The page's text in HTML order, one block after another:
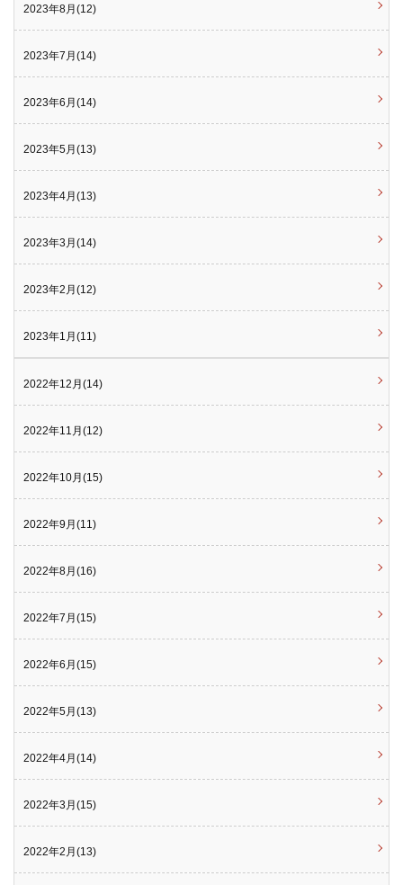
2023年8月(12)
2023年7月(14)
2023年6月(14)
2023年5月(13)
2023年4月(13)
2023年3月(14)
2023年2月(12)
2023年1月(11)
2022年12月(14)
2022年11月(12)
2022年10月(15)
2022年9月(11)
2022年8月(16)
2022年7月(15)
2022年6月(15)
2022年5月(13)
2022年4月(14)
2022年3月(15)
2022年2月(13)